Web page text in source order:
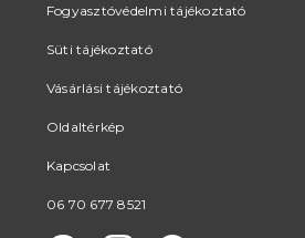
Fogyasztóvédelmi tájékoztató
Süti tájékoztató
Vásárlási tájékoztató
Oldaltérkép
Kapcsolat
06 70 677 8521